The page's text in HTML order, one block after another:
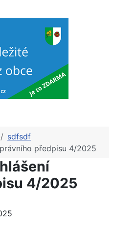
sdfsdf
předpisu 4/2025
4/2025